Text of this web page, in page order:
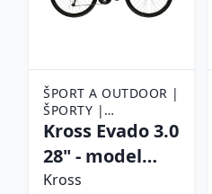
ŠPORT A OUTDOOR |
ŠPORTY |
CYKLISTIKA |
Kross Evado 3.0
28" - model
2025 modrá /
Kross